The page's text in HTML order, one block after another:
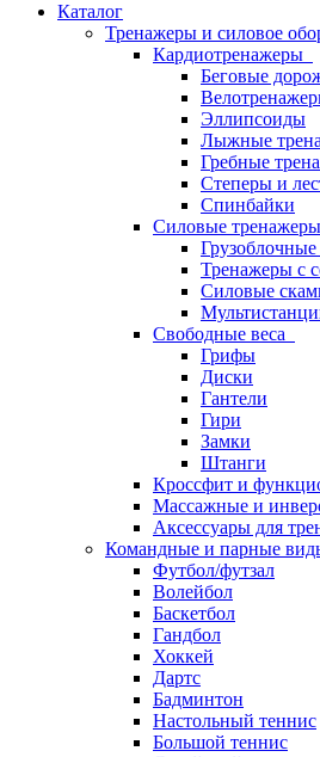
Каталог
Тренажеры и силовое
Кардиотренажеры
Беговые
Эллипсоиды
Лыжные
Гребные
Степеры и
Спинбайки
Силовые тренажеры
Тренажеры с
Силовые
Свободные веса
Грифы
Диски
Гантели
Гири
Замки
Штанги
Кроссфит и
Массажные и
Аксессуары для
Командные и парные
Футбол/футзал
Волейбол
Баскетбол
Гандбол
Хоккей
Дартс
Бадминтон
Настольный теннис
Большой теннис